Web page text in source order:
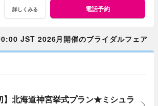
詳しくみる 電話予約
JST 2026月開催のブライダルフェア
】北海道神宮挙式プラン★ミシュラ